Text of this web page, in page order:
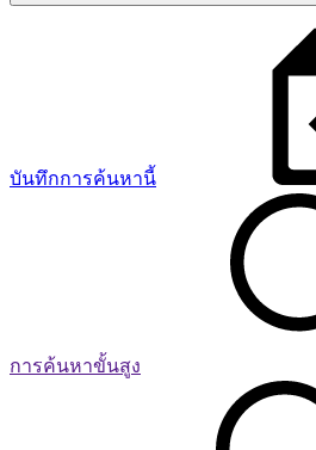
บันทึกการค้นหานี้
การค้นหาขั้นสูง